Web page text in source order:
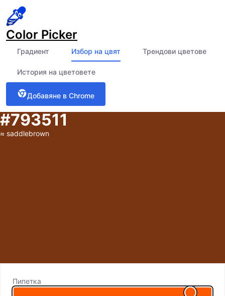
Color Picker
Градиент Избор на цвят Трендови цветове
История на цветовете
Добавяне в Chrome
#793511
≈ saddlebrown
Пипетка